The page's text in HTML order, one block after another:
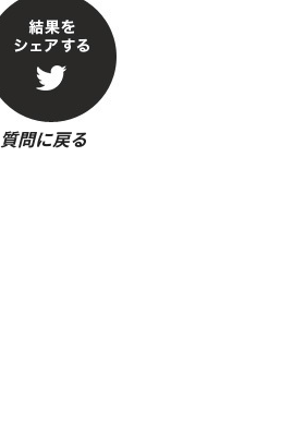
質問に戻る